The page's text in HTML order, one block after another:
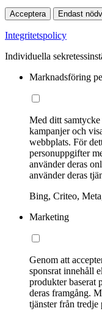
Acceptera Endast
Integritetspolicy
Individuella
Marknadsföring
Med ditt
kampanjer och
webbplats. För
personuppgifter
använder deras
använder deras
Bing, Criteo,
Marketing
Genom att
sponsrat innehåll
produkter baserat
deras framgång.
tjänster från tredje